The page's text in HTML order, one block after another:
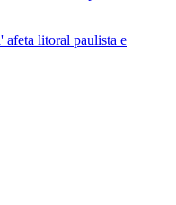
afeta litoral paulista e